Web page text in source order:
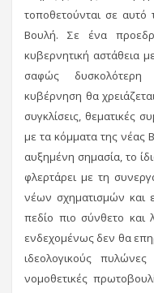
τοποθετούνται σε
Βουλή. Σε ένα
κυβερνητική αστάθεια
σαφώς δυσκολότερη
κυβέρνηση θα
συγκλίσεις, θεματικές
με τα κόμματα της νέας
αυξημένη σημασία, το
φλερτάρει με τη
νέων σχηματισμών και
πεδίο πιο σύνθετο και
ενδεχομένως δεν θα
ιδεολογικούς
νομοθετικές